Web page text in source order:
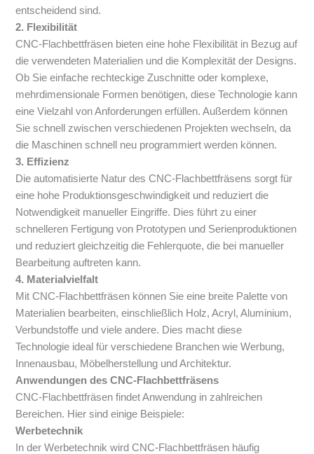
entscheidend sind.
2. Flexibilität
CNC-Flachbettfräsen bieten eine hohe Flexibilität in Bezug auf
die verwendeten Materialien und die Komplexität der Designs.
Ob Sie einfache rechteckige Zuschnitte oder komplexe,
mehrdimensionale Formen benötigen, diese Technologie kann
eine Vielzahl von Anforderungen erfüllen. Außerdem können
Sie schnell zwischen verschiedenen Projekten wechseln, da
die Maschinen schnell neu programmiert werden können.
3. Effizienz
Die automatisierte Natur des CNC-Flachbettfräsens sorgt für
eine hohe Produktionsgeschwindigkeit und reduziert die
Notwendigkeit manueller Eingriffe. Dies führt zu einer
schnelleren Fertigung von Prototypen und Serienproduktionen
und reduziert gleichzeitig die Fehlerquote, die bei manueller
Bearbeitung auftreten kann.
4. Materialvielfalt
Mit CNC-Flachbettfräsen können Sie eine breite Palette von
Materialien bearbeiten, einschließlich Holz, Acryl, Aluminium,
Verbundstoffe und viele andere. Dies macht diese
Technologie ideal für verschiedene Branchen wie Werbung,
Innenausbau, Möbelherstellung und Architektur.
Anwendungen des CNC-Flachbettfräsens
CNC-Flachbettfräsen findet Anwendung in zahlreichen
Bereichen. Hier sind einige Beispiele:
Werbetechnik
In der Werbetechnik wird CNC-Flachbettfräsen häufig